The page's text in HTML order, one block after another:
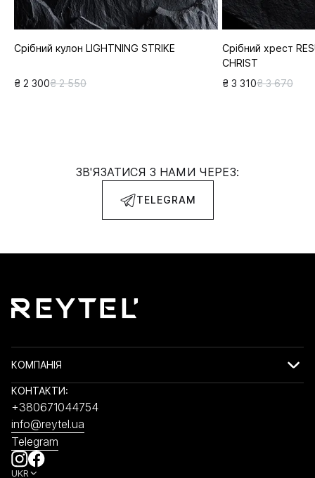
Срібний кулон LIGHTNING STRIKE
₴ 2 300₴ 2 550
Срібний хрест
CHRIST
₴ 3 310₴ 3 670
ЗВ'ЯЗАТИСЯ З НАМИ ЧЕРЕЗ:
TELEGRAM
КОМПАНІЯ
КОНТАКТИ:
+380671044754
info@reytel.ua
Telegram
UKR